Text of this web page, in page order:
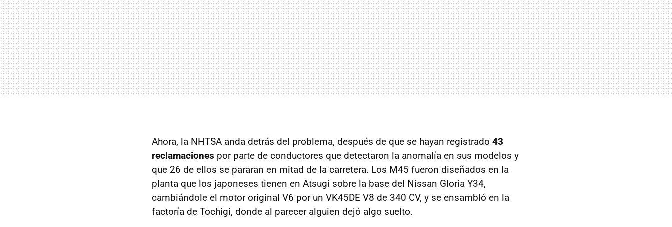
Ahora, la NHTSA anda detrás del problema, después de que se hayan registrado 43
reclamaciones por parte de conductores que detectaron la anomalía en sus modelos y
que 26 de ellos se pararan en mitad de la carretera. Los M45 fueron diseñados en la
planta que los japoneses tienen en Atsugi sobre la base del Nissan Gloria Y34,
cambiándole el motor original V6 por un VK45DE V8 de 340 CV, y se ensambló en la
factoría de Tochigi, donde al parecer alguien dejó algo suelto.